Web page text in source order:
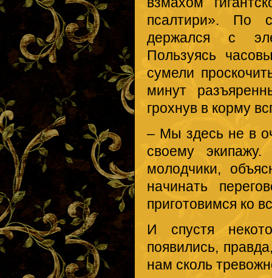
псалтири». По
держался с
Пользуясь
сумели
минут
грохнув в корму
– Мы здесь не в
своему
молодчики,
начинать
приготовимся ко
И спустя
появились,
нам сколь